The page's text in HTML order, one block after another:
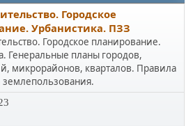
Городское
Урбанистика. ПЗЗ
Городское планирование.
Генеральные планы городов,
микрорайонов, кварталов. Правила
землепользования.